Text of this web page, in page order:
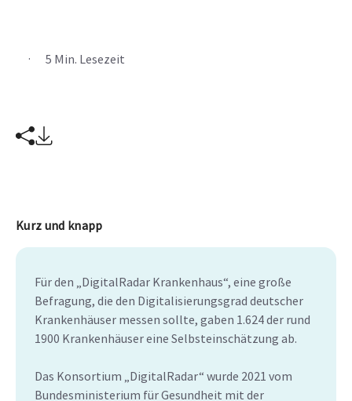
. 5 Min. Lesezeit
Kurz und knapp
Für den „DigitalRadar Krankenhaus“, eine große
Befragung, die den Digitalisierungsgrad deutscher
Krankenhäuser messen sollte, gaben 1.624 der rund
1900 Krankenhäuser eine Selbsteinschätzung ab.
Das Konsortium „DigitalRadar“ wurde 2021 vom
Bundesministerium für Gesundheit mit der